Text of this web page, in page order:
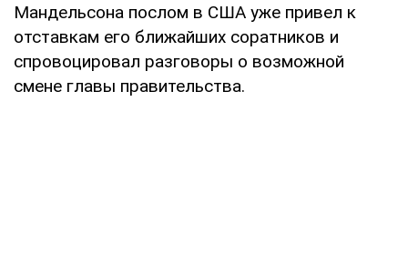
Мандельсона послом в США уже привел к
отставкам его ближайших соратников и
спровоцировал разговоры о возможной
смене главы правительства.